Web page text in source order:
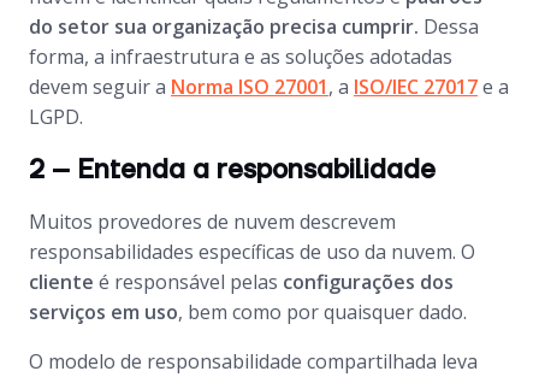
do setor sua organização precisa cumprir. Dessa
forma, a infraestrutura e as soluções adotadas
devem seguir a Norma ISO 27001, a ISO/IEC 27017e a
LGPD.
2 – Entenda a responsabilidade
Muitos provedores de nuvem descrevem
responsabilidades específicas de uso da nuvem. O
cliente é responsável pelas configurações dos
serviços em uso, bem como por quaisquer dado.
O modelo de responsabilidade compartilhada leva